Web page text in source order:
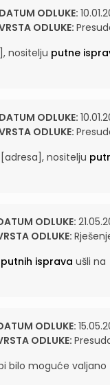
DATUM ODLUKE:
ODLUKE:
nositelju putne
DATUM ODLUKE:
ODLUKE:
nositelju
ODLUKE:
ODLUKE:
putnih isprava ušli na
ODLUKE:
ODLUKE:
bilo moguće valjano